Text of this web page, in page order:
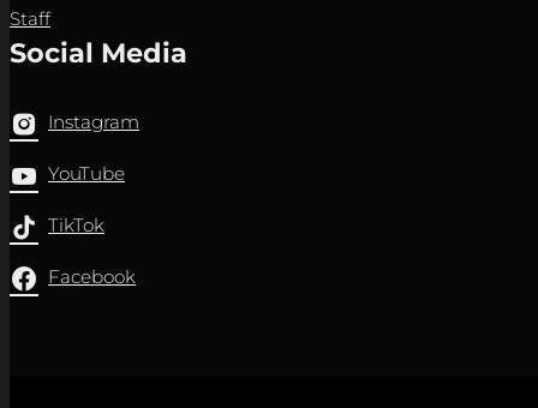
Staff
Social Media
Instagram
YouTube
TikTok
Facebook